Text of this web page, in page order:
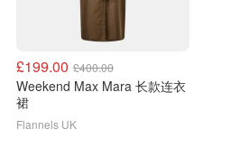
£199.00 £400.00
Weekend Max Mara 长款连衣
裙
Flannels UK